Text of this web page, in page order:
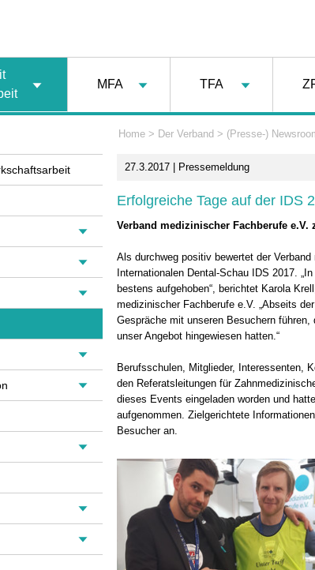
MFA TFA
Home > Der Verband > (Presse-)
27.3.2017 | Pressemeldung
Erfolgreiche Tage auf der IDS
Verband medizinischer Fachberufe e.V.
Als durchweg positiv bewertet der
Internationalen Dental-Schau IDS 2017.
bestens aufgehoben“, berichtet Karola
medizinischer Fachberufe e.V. „Abseits
Gespräche mit unseren Besuchern
unser Angebot hingewiesen hatten.“
Berufsschulen, Mitglieder, Interessenten,
den Referatsleitungen für
dieses Events eingeladen worden und
aufgenommen. Zielgerichtete
Besucher an.